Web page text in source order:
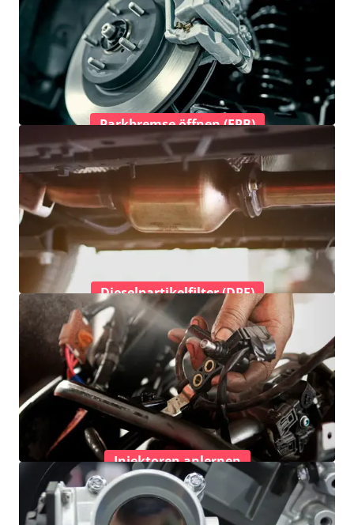
Parkbremse öffnen (EPB)
Dieselpartikelfilter (DPF)
Injektoren anlernen